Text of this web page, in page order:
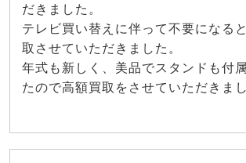
だきました。
テレビ買い替えに伴って不要になる
取させていただきました。
年式も新しく、美品でスタンドも付
たので高額買取をさせていただきまし